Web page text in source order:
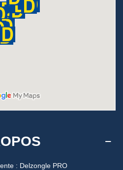
: Delzongle PRO